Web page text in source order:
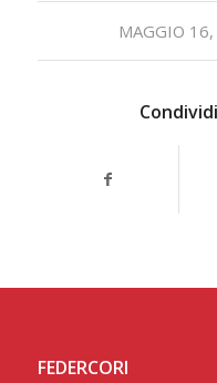
MAGGIO /
FEDERCORI